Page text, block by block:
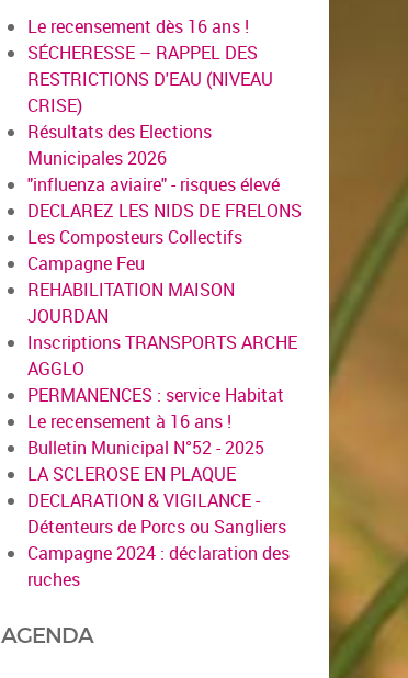
Le recensement dès 16 ans !
SÉCHERESSE – RAPPEL DES
RESTRICTIONS D'EAU (NIVEAU
CRISE)
Résultats des Elections
Municipales 2026
"influenza aviaire" - risques élevé
DECLAREZ LES NIDS DE FRELONS
Les Composteurs Collectifs
Campagne Feu
REHABILITATION MAISON
JOURDAN
Inscriptions TRANSPORTS ARCHE
AGGLO
PERMANENCES : service Habitat
Le recensement à 16 ans !
Bulletin Municipal N°52 - 2025
LA SCLEROSE EN PLAQUE
DECLARATION & VIGILANCE -
Détenteurs de Porcs ou Sangliers
Campagne 2024 : déclaration des
ruches
AGENDA